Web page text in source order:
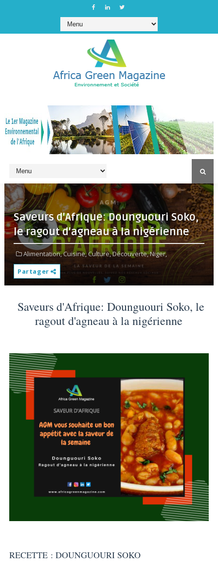
Saveurs d'Afrique: Dounguouri Soko,
le ragout d'agneau à la nigérienne
Alimentation,Cuisine,Culture,Découverte,Niger,
Partager
Saveurs d'Afrique: Dounguouri Soko, le
ragout d'agneau à la nigérienne
RECETTE : DOUNGUOURI SOKO